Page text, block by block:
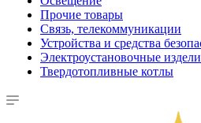
Прочие товары
Связь, телекоммуникации
Устройства и средства
Электроустановочные
Твердотопливные котлы